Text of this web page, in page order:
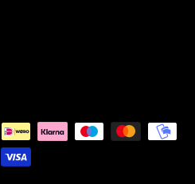
Netherlands